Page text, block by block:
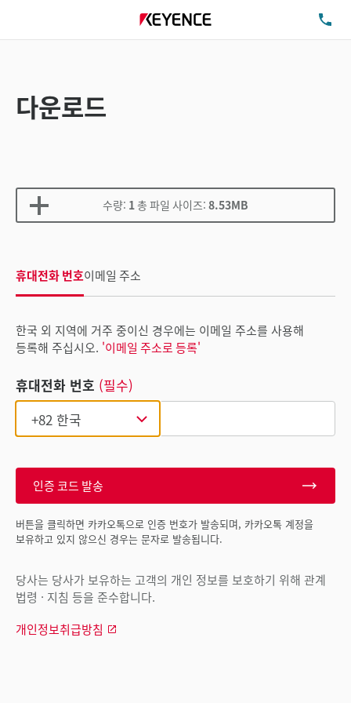
다운로드
수량: 1총 파일 사이즈: 8.53MB
휴대전화 번호이메일 주소
한국 외 지역에 거주 중이신 경우에는 이메일 주소를 사용해
등록해 주십시오. '이메일 주소로 등록'
휴대전화 번호 (필수)
인증 코드 발송
버튼을 클릭하면 카카오톡으로 인증 번호가 발송되며, 카카오톡 계정을
보유하고 있지 않으신 경우는 문자로 발송됩니다.
당사는 당사가 보유하는 고객의 개인 정보를 보호하기 위해 관계
법령 · 지침 등을 준수합니다.
개인정보취급방침